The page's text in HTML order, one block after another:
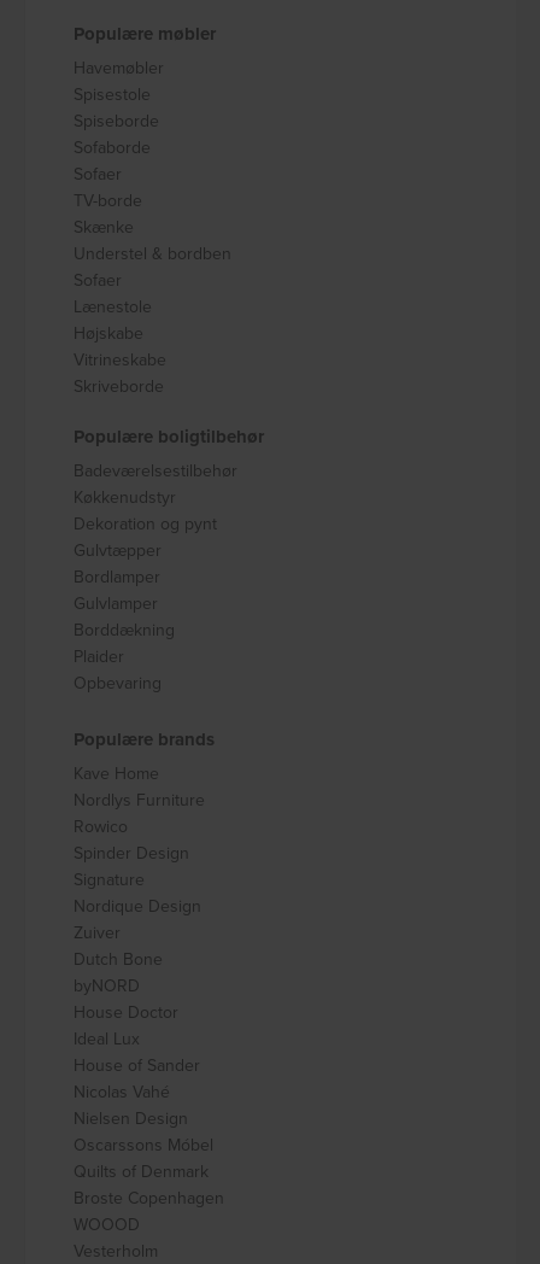
Populære møbler
Havemøbler
Spisestole
Spiseborde
Sofaborde
Sofaer
TV-borde
Skænke
Understel & bordben
Sofaer
Lænestole
Højskabe
Vitrineskabe
Skriveborde
Populære boligtilbehør
Badeværelsestilbehør
Køkkenudstyr
Dekoration og pynt
Gulvtæpper
Bordlamper
Gulvlamper
Borddækning
Plaider
Opbevaring
Populære brands
Kave Home
Nordlys Furniture
Rowico
Spinder Design
Signature
Nordique Design
Zuiver
Dutch Bone
byNORD
House Doctor
Ideal Lux
House of Sander
Nicolas Vahé
Nielsen Design
Oscarssons Móbel
Quilts of Denmark
Broste Copenhagen
WOOOD
Vesterholm